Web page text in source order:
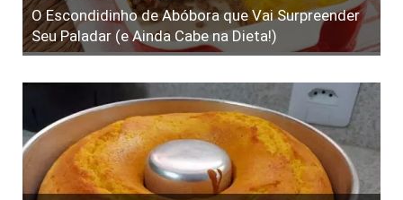
O Escondidinho de Abóbora que Vai Surpreender
Seu Paladar (e Ainda Cabe na Dieta!)